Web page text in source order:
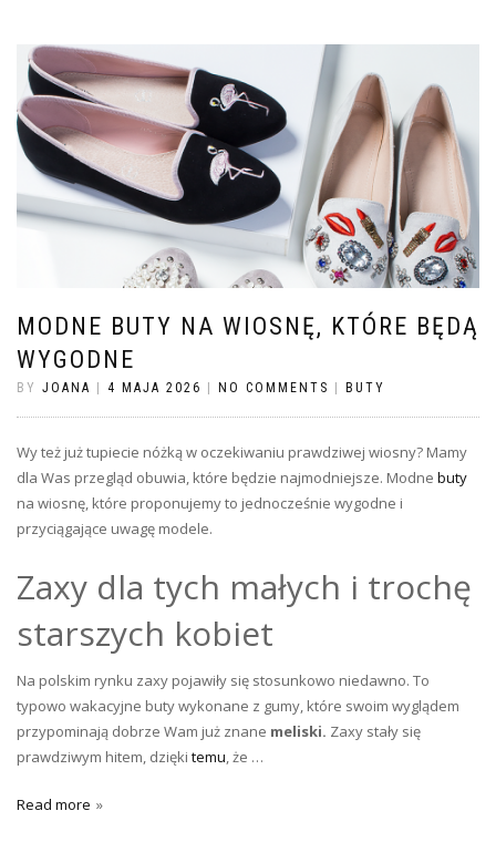
MODNE BUTY NA WIOSNĘ, KTÓRE BĘDĄ
WYGODNE
BY JOANA | 4 MAJA 2026 | NO COMMENTS | BUTY
Wy też już tupiecie nóżką w oczekiwaniu prawdziwej wiosny? Mamy
dla Was przegląd obuwia, które będzie najmodniejsze. Modne buty
na wiosnę, które proponujemy to jednocześnie wygodne i
przyciągające uwagę modele.
Zaxy dla tych małych i trochę
starszych kobiet
Na polskim rynku zaxy pojawiły się stosunkowo niedawno. To
typowo wakacyjne buty wykonane z gumy, które swoim wyglądem
przypominają dobrze Wam już znane meliski. Zaxy stały się
prawdziwym hitem, dzięki temu, że …
Read more